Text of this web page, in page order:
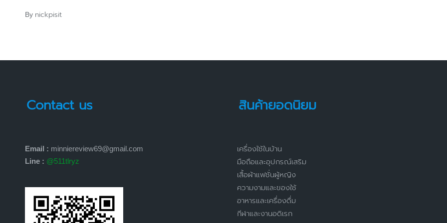
Posted
By nickpisit
Contact us
Email : minniereview69@gmail.com
Line : @511tlryz
สินค้ายอดนิยม
เครื่องใช้ในบ้าน
มือถือและอุปกรณ์เสริม
เสื้อผ้าแฟชั่นผู้หญิง
ความงามและของใช้
อาหารและเครื่องดื่ม
กีฬาและงานอดิเรก